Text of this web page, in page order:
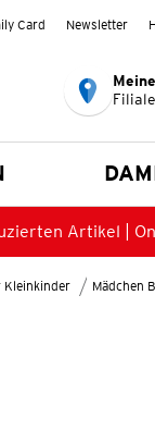
Card Newsletter
Artikel |
Kleinkinder Mädchen